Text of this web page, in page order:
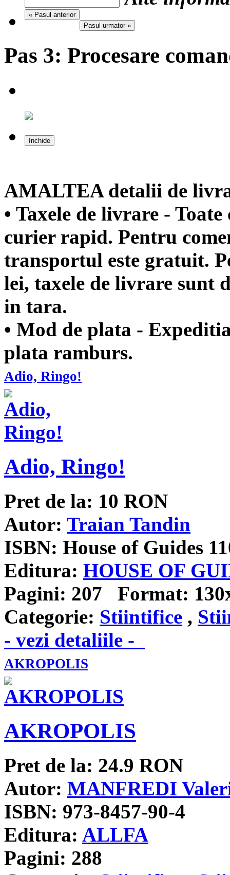
« Pasul anterior
Pasul urmator »
Pas 3: Procesare
Inchide
AMALTEAdetalii de
• Taxele de livrare -
curier rapid. Pentru
transportul este gratuit.
lei, taxele de livrare sunt
in tara.
• Mod de plata -
plata ramburs.
Adio, Ringo!
Adio, Ringo!
Pret de la: 10 RON
Autor: Traian Tandin
ISBN: House of Guides
Editura: HOUSE OF
Pagini: 207 Format:
Categorie: Stiintifice ,
- vezi detaliile -
AKROPOLIS
AKROPOLIS
Pret de la: 24.9 RON
Autor: MANFREDI
ISBN: 973-8457-90-4
Editura: ALLFA
Pagini: 288